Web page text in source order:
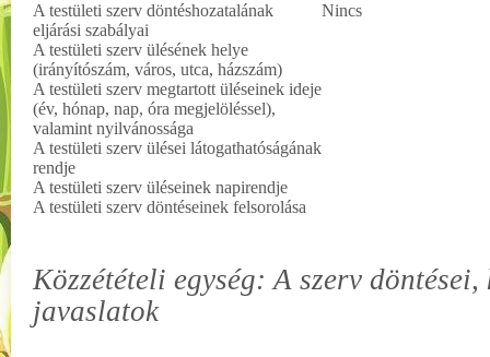
A testületi szerv döntéshozatalának
eljárási szabályai
A testületi szerv ülésének helye
(irányítószám, város, utca, házszám)
A testületi szerv megtartott üléseinek ideje
(év, hónap, nap, óra megjelöléssel),
valamint nyilvánossága
A testületi szerv ülései látogathatóságának
rendje
A testületi szerv üléseinek napirendje
A testületi szerv döntéseinek felsorolása
Nincs
Közzétételi egység: A szerv
javaslatok